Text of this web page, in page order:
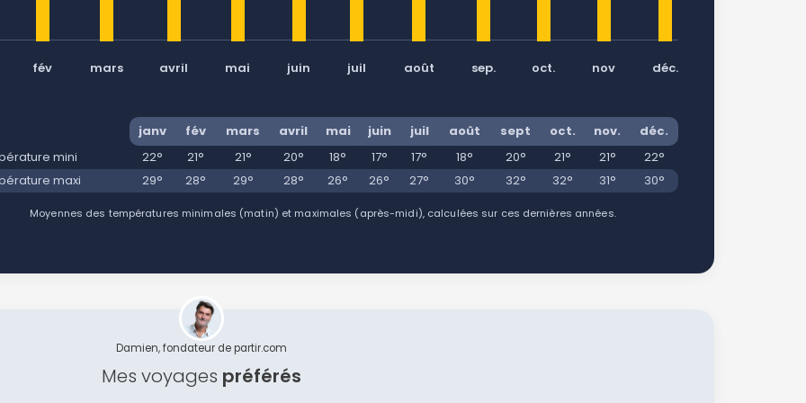
fév mars avril mai juin juil août sep. oct. nov déc.
janv fév mars avril mai juin juil août sept oct. nov.
déc.
mini
22° 21° 21° 20° 18° 17° 17° 18° 20° 21° 21°
22°
maxi
29° 28° 29° 28° 26° 26° 27° 30° 32° 32° 31° 30°
Moyennes des températures minimales (matin) et maximales (après-midi), calculées sur ces dernières années.
Damien, fondateur de partir.com
Mes voyages préférés